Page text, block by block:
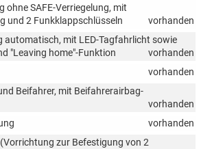
ohne SAFE-Verriegelung, mit
und 2 Funkklappschlüsseln
vorhanden
automatisch, mit LED-Tagfahrlicht sowie
"Leaving home"-Funktion
vorhanden
vorhanden
Beifahrer, mit Beifahrerairbag-
vorhanden
vorhanden
zur Befestigung von 2